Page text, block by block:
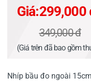
Giá:299,000
349,000 đ
(Giá trên đã bao gồm
Nhíp bầu đo ngoài